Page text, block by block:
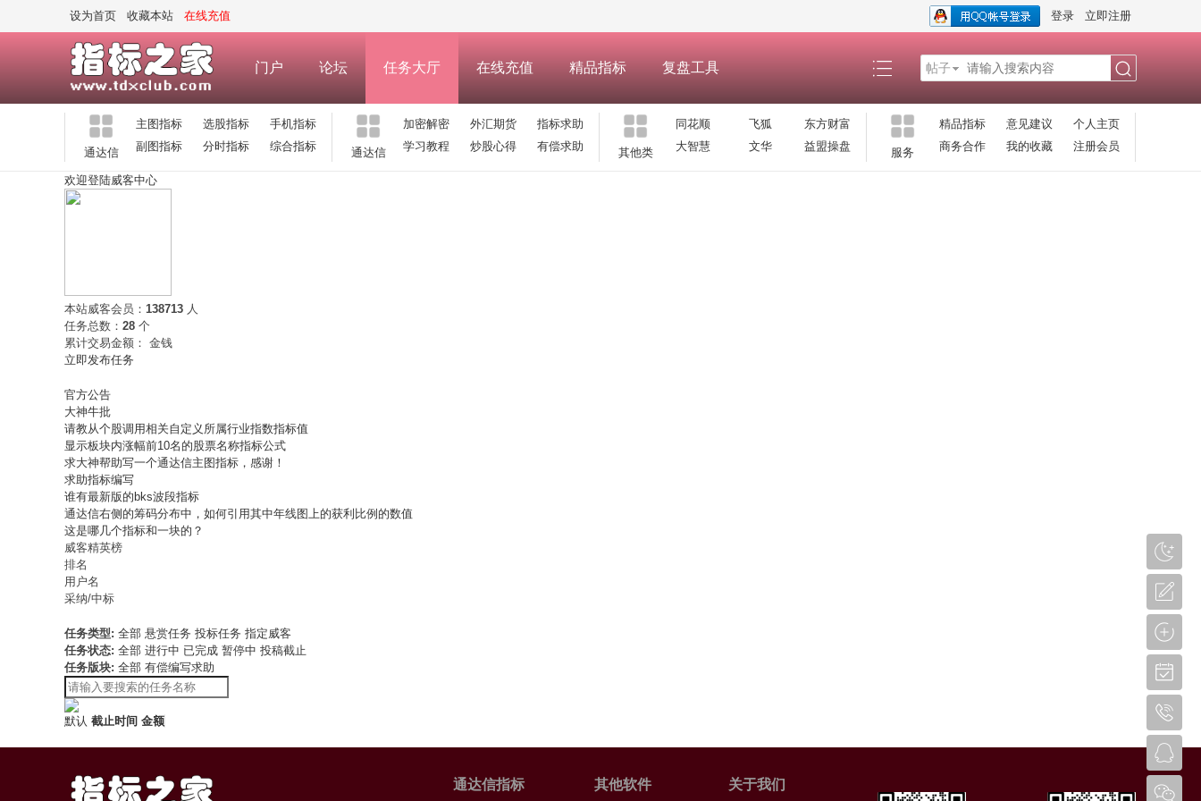
设为首页 收藏本站 在线充值 登录 立即注册
门户 论坛 任务大厅 在线充值 精品指标 复盘工具 帖子
通达信
主图指标 选股指标
手机指标
副图指标
分时指标 综合指标 通达信
加密解密 外汇期货
指标求助
学习教程
炒股心得 有偿求助 其他类
同花顺 飞狐
东方财富
大智慧
文华 益盟操盘 服务
精品指标 意见建议
个人主页
商务合作
我的收藏 注册会员
欢迎登陆威客中心
本站威客会员： 138713 人
任务总数： 28 个
累计交易金额： 金钱
立即发布任务
官方公告
大神牛批
请教从个股调用相关自定义所属行业指数指标值
显示板块内涨幅前10名的股票名称指标公式
求大神帮助写一个通达信主图指标，感谢！
求助指标编写
谁有最新版的bks波段指标
通达信右侧的筹码分布中，如何引用其中年线图上的获利比例的数值
这是哪几个指标和一块的？
威客精英榜
排名
用户名
采纳/中标
任务类型: 全部 悬赏任务 投标任务 指定威客
任务状态: 全部 进行中 已完成 暂停中 投稿截止
任务版块: 全部 有偿编写求助
默认 截止时间 金额
通达信指标 其他软件 关于我们